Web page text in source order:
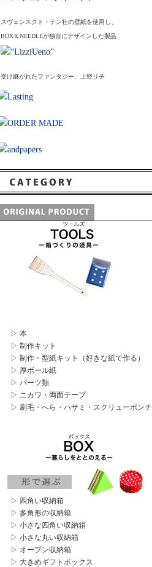
スヴェンスクト・テン社の壁紙を使用し、
BOX＆NEEDLEが独自にデザインした製品
受け継がれたファンタジー、上野リチ
▷ 本
▷ 制作キット
▷ 制作・型紙キット（好きな紙で作る）
▷ 厚ボール紙
▷ パーツ類
▷ ニカワ・両面テープ
▷ 刷毛・へら・ハサミ・スクリューポンチ
▷ 四角い収納箱
▷ 多角形の収納箱
▷ 小さな四角い収納箱
▷ 小さな丸い収納箱
▷ オープン収納箱
▷ 大きめギフトボックス